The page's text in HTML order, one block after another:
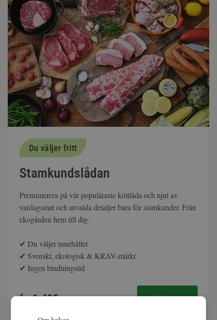
Du väljer fritt
Stamkundslådan
Prenumerera på vår populäraste köttlåda och njut av
vardagsmat och utvalda detaljer bara för stamkunder. Från
ekogården hem till dig.
✔ Du väljer innehållet
✔ Svenskt, ekologisk & KRAV-märkt
✔ Ingen bindningstid
fr. 1 495:- Läs mer